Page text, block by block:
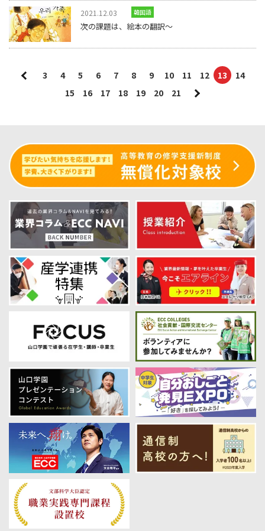
2021.12.03 韓国語
次の課題は、絵本の翻訳～
3 4 5 6 7 8 9 10 11 12 13
14
15
16 17 18 19 20 21